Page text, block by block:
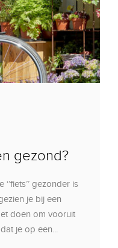
gezond?
gezonder is
je bij een
doen om vooruit
je op een...